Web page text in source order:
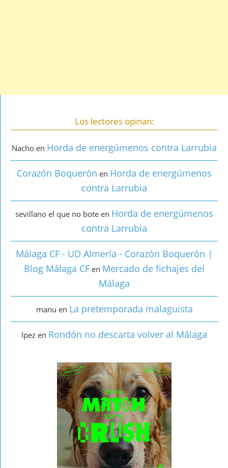
Los lectores opinan:
Nacho en Horda de energúmenos contra Larrubia
Corazón Boquerón en Horda de energúmenos
contra Larrubia
sevillano el que no bote en Horda de energúmenos
contra Larrubia
Málaga CF - UD Almería - Corazón Boquerón |
Blog Málaga CF en Mercado de fichajes del
Málaga
manu en La pretemporada malaguista
lpez en Rondón no descarta volver al Málaga